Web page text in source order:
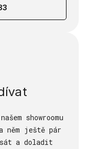
showroomu
něm ještě pár
a doladit